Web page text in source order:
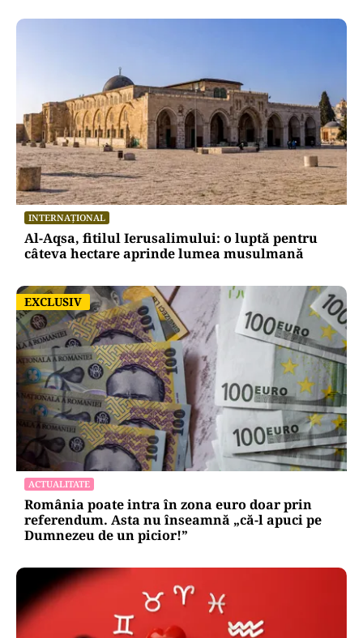
INTERNAȚIONAL
Al-Aqsa, fitilul Ierusalimului: o luptă pentru
câteva hectare aprinde lumea musulmană
EXCLUSIV
EXCLUSIV
ACTUALITATE
România poate intra în zona euro doar prin
referendum. Asta nu înseamnă „că-l apuci pe
Dumnezeu de un picior!”